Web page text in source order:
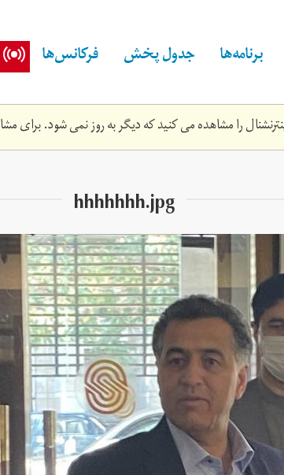
برنامه‌ها جدول پخش فرکانس‌ها
را مشاهده می کنید که دیگر به روز نمی شود. برای
hhhhhhh.jpg